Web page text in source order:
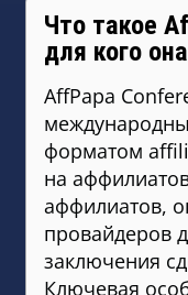
Что такое
для кого
AffPapa
форматом
на
аффилиатов,
провайдеров
заключения
Ключевая